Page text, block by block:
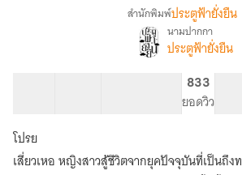
2
เรื่อง
ข้าม
มิติ
มา
เป็น
แม่
สาย
โหด
สำนักพิมพ์ประตูฟ้ายั่งยืน
นามปากกา
ประตูฟ้ายั่งยืน
833
ยอดวิว
โปรย
เสี่ยวเหอ หญิงสาวสู้ชีวิตจากยุคปัจจุบันที่เป็นถึ